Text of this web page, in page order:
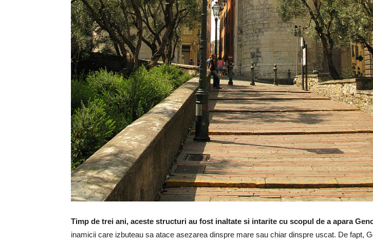
Timp de trei ani, aceste structuri au fost inaltate si intarite cu scopul de a apara
inamicii care izbuteau sa atace asezarea dinspre mare sau chiar dinspre uscat. De fapt,